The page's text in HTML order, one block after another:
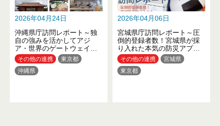
2026年04月24日
沖縄県庁訪問レポート～独
自の強みを活かしてアジ
ア・世界のゲートウェイを
目指す～
その他の連携
東京都
沖縄県
2026年04月06日
宮城県庁訪問レポート～圧
倒的登録者数！宮城県が採
り入れた本気の防災アプリ
とは？～
その他の連携
宮城県
東京都